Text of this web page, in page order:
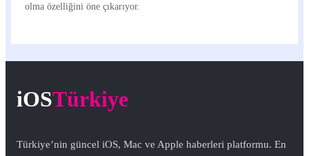
olma özelliğini öne çıkarıyor.
iOSTürkiye
Türkiye’nin güncel iOS, Mac ve Apple haberleri platformu. En